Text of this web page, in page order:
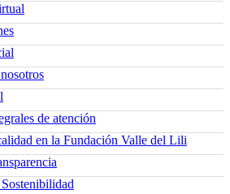
de atención
en la Fundación Valle del Lili